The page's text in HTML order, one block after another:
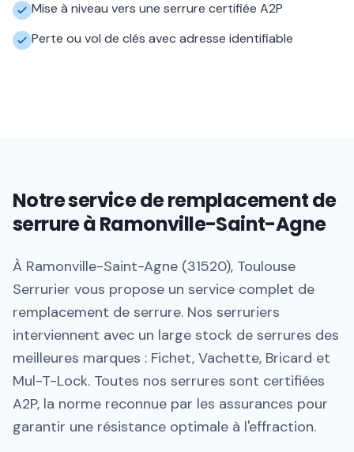
Mise à niveau vers une serrure certifiée A2P
Perte ou vol de clés avec adresse identifiable
Notre service de remplacement de
serrure à Ramonville-Saint-Agne
À Ramonville-Saint-Agne (31520), Toulouse
Serrurier vous propose un service complet de
remplacement de serrure. Nos serruriers
interviennent avec un large stock de serrures des
meilleures marques : Fichet, Vachette, Bricard et
Mul-T-Lock. Toutes nos serrures sont certifiées
A2P, la norme reconnue par les assurances pour
garantir une résistance optimale à l'effraction.